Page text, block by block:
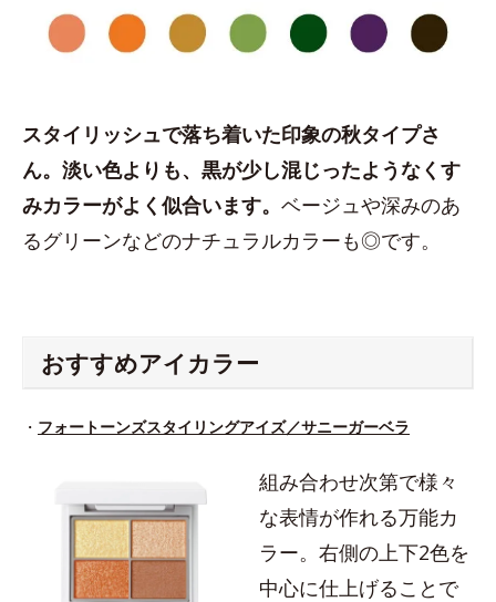
スタイリッシュで落ち着いた印象の秋タイプさ
ん。淡い色よりも、黒が少し混じったようなくす
みカラーがよく似合います。 ベージュや深みのあ
るグリーンなどのナチュラルカラーも◎です。
おすすめアイカラー
・ フォートーンズスタイリングアイズ／サニーガーベラ
組み合わせ次第で様々
な表情が作れる万能カ
ラー。右側の上下2色を
中心に仕上げることで